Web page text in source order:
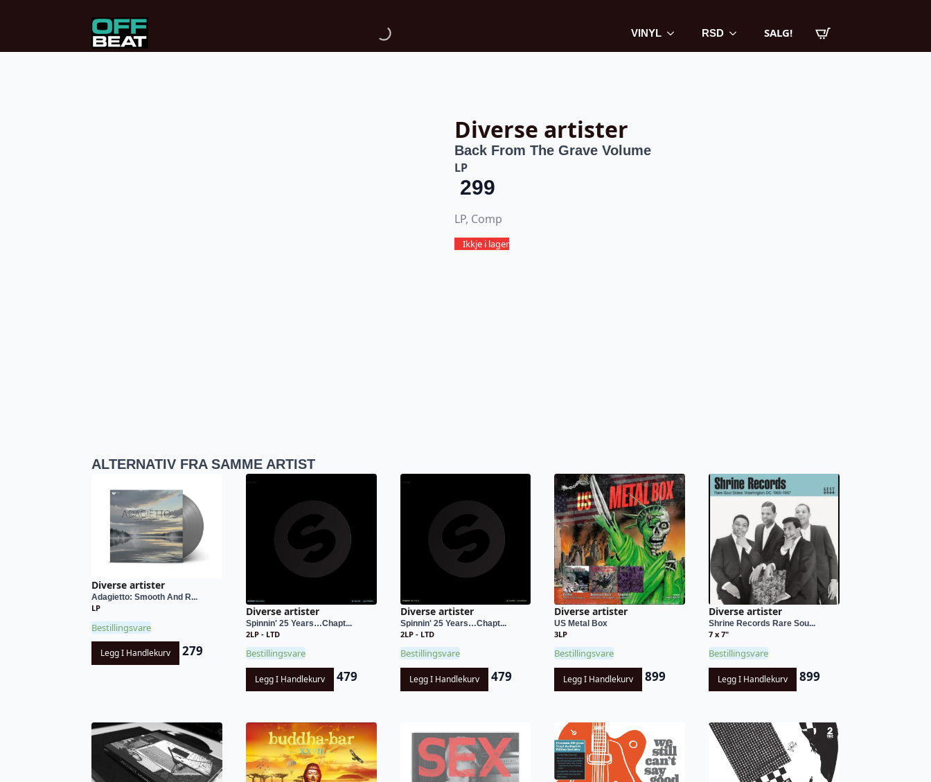
VINYL RSD SALG!
Diverse artister
Back From The Grave Volume
LP
299
LP, Comp
Ikkje i lager
ALTERNATIV FRA SAMME ARTIST
Diverse artister
Adagietto: Smooth And R...
LP
Bestillingsvare
Legg I Handlekurv 279
Diverse artister
Spinnin' 25 Years…Chapt...
2LP - LTD
Bestillingsvare
Legg I Handlekurv 479
Diverse artister
Spinnin' 25 Years…Chapt...
2LP - LTD
Bestillingsvare
Legg I Handlekurv 479
Diverse artister
US Metal Box
3LP
Bestillingsvare
Legg I Handlekurv 899
Diverse artister
Shrine Records Rare Sou...
7 x 7"
Bestillingsvare
Legg I Handlekurv 899